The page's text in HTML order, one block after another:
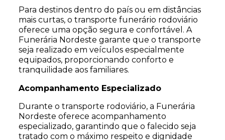
Para destinos dentro do país ou em distâncias
mais curtas, o transporte funerário rodoviário
oferece uma opção segura e confortável. A
Funerária Nordeste garante que o transporte
seja realizado em veículos especialmente
equipados, proporcionando conforto e
tranquilidade aos familiares.
Acompanhamento Especializado
Durante o transporte rodoviário, a Funerária
Nordeste oferece acompanhamento
especializado, garantindo que o falecido seja
tratado com o máximo respeito e dignidade